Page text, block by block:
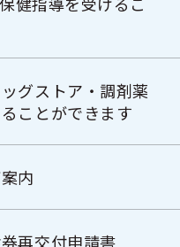
グストア・調剤薬
ことができます
内
再交付申請書